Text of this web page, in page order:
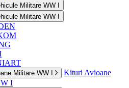
Militare WW I
Militare WW I
Militare WW I
Kituri Avioane
I